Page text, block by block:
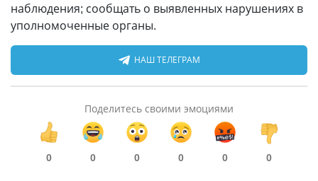
наблюдения; сообщать о выявленных нарушениях в
уполномоченные органы.
НАШ ТЕЛЕГРАМ
Поделитесь своими эмоциями
0 0 0 0 0 0